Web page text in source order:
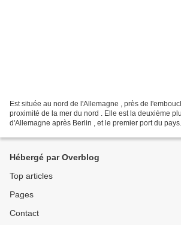
Est située au nord de l'Allemagne , près de
proximité de la mer du nord . Elle est la deuxième
d'Allemagne après Berlin , et le premier port du
Hébergé par Overblog
Top articles
Pages
Contact